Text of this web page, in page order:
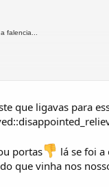
falencia...
que ligavas para
portas
lá se foi
que vinha nos